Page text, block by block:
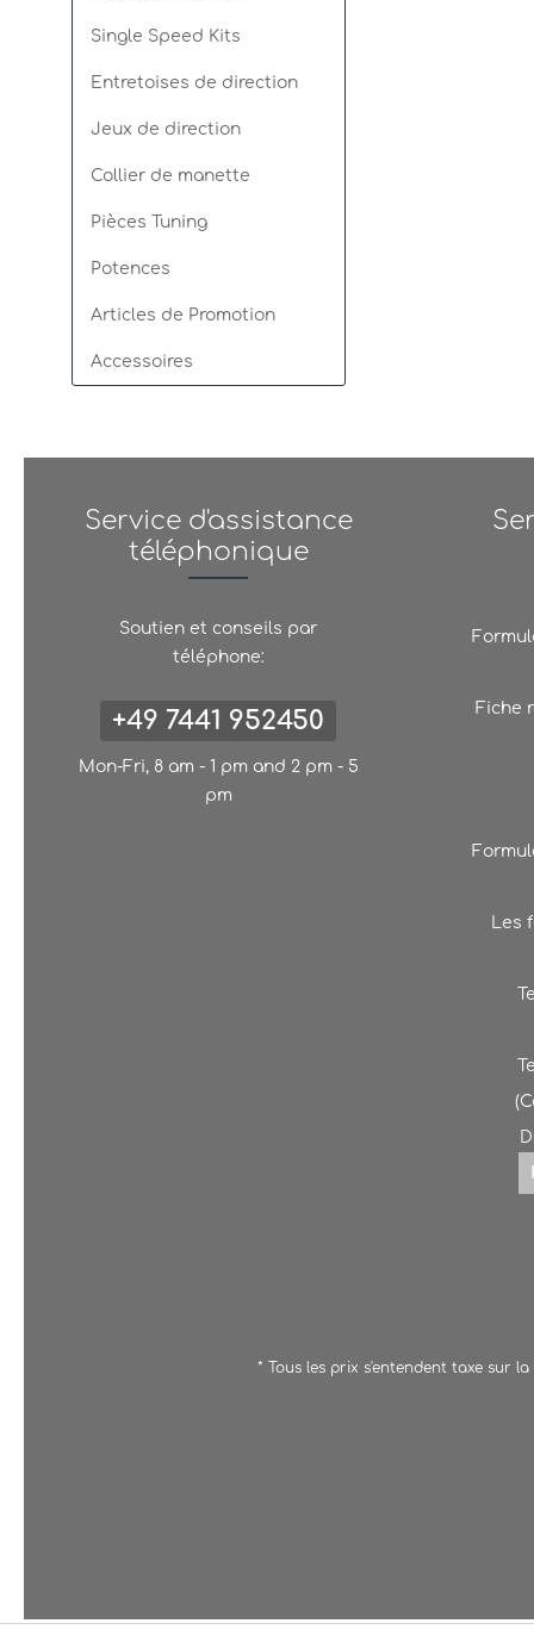
Single Speed Kits
Entretoises de direction
Jeux de direction
Collier de manette
Pièces Tuning
Potences
Articles de Promotion
Accessoires
Service d'assistance
téléphonique
Soutien et conseils par
téléphone:
+49 7441 952450
Mon-Fri, 8 am - 1 pm and 2 pm - 5
pm
Fiche
Les
* Tous les prix s'entendent taxe sur